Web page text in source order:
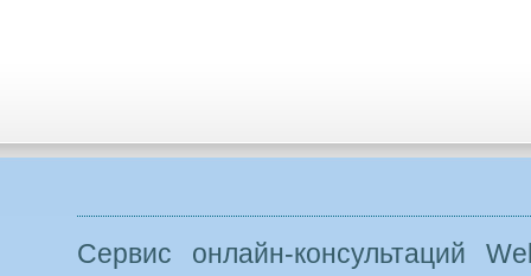
Сервис онлайн-консультаций